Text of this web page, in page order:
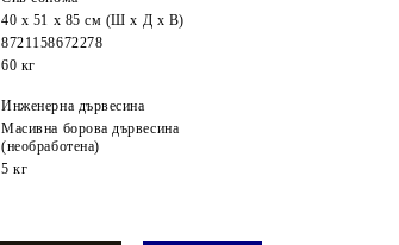
40 x 51 x 85 см (Ш x Д x В)
8721158672278
60 кг
Инженерна дървесина
Масивна борова дървесина
(необработена)
5 кг